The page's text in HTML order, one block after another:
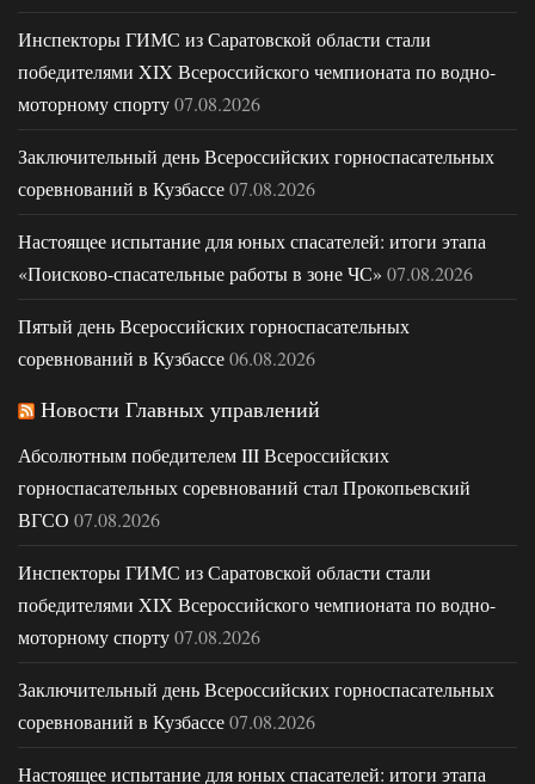
Инспекторы ГИМС из Саратовской области стали
победителями XIX Всероссийского чемпионата по водно-
моторному спорту07.08.2026
Заключительный день Всероссийских горноспасательных
соревнований в Кузбассе07.08.2026
Настоящее испытание для юных спасателей: итоги этапа
«Поисково-спасательные работы в зоне ЧС» 07.08.2026
Пятый день Всероссийских горноспасательных
соревнований в Кузбассе06.08.2026
Новости Главных управлений
Абсолютным победителем III Всероссийских
горноспасательных соревнований стал Прокопьевский
ВГСО 07.08.2026
Инспекторы ГИМС из Саратовской области стали
победителями XIX Всероссийского чемпионата по водно-
моторному спорту07.08.2026
Заключительный день Всероссийских горноспасательных
соревнований в Кузбассе07.08.2026
Настоящее испытание для юных спасателей: итоги этапа